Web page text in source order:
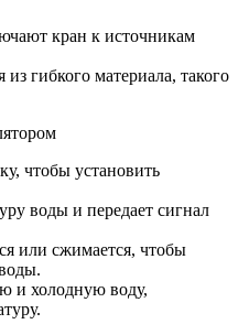
кран к источникам
гибкого материала, такого
чтобы установить
воды и передает сигнал
или сжимается, чтобы
и холодную воду,